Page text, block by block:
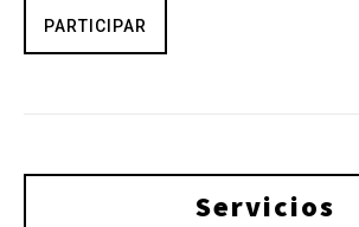
PARTICIPAR
Servicios